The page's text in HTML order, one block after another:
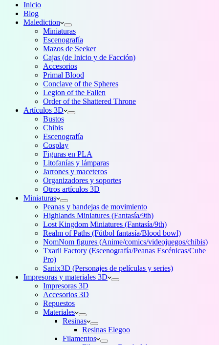
Inicio
Blog
Malediction
Miniaturas
Escenografía
Mazos de Seeker
Cajas (de Inicio y de Facción)
Accesorios
Primal Blood
Conclave of the Spheres
Legion of the Fallen
Order of the Shattered Throne
Artículos 3D
Bustos
Chibis
Escenografía
Cosplay
Figuras en PLA
Litofanías y lámparas
Jarrones y maceteros
Organizadores y soportes
Otros artículos 3D
Miniaturas
Peanas y bandejas de movimiento
Highlands Miniatures (Fantasía/9th)
Lost Kingdom Miniatures (Fantasía/9th)
Realm of Paths (Fútbol fantasía/Blood bowl)
NomNom figures (Anime/comics/videojuegos/chibis)
Txarli Factory (Escenografía/Peanas Escénicas/Cube
Pro)
Sanix3D (Personajes de películas y series)
Impresoras y materiales 3D
Impresoras 3D
Accesorios 3D
Repuestos
Materiales
Resinas
Resinas Elegoo
Filamentos